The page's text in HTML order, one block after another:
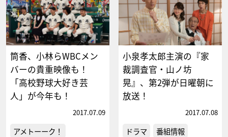
筒香、小林らWBCメン
バーの貴重映像も！
「高校野球大好き芸
人」が今年も！
2017.07.09
アメトーーク！
小泉孝太郎主演の『家
裁調査官・山ノ坊
晃』、第2弾が日曜朝に
放送！
2017.07.08
ドラマ 番組情報